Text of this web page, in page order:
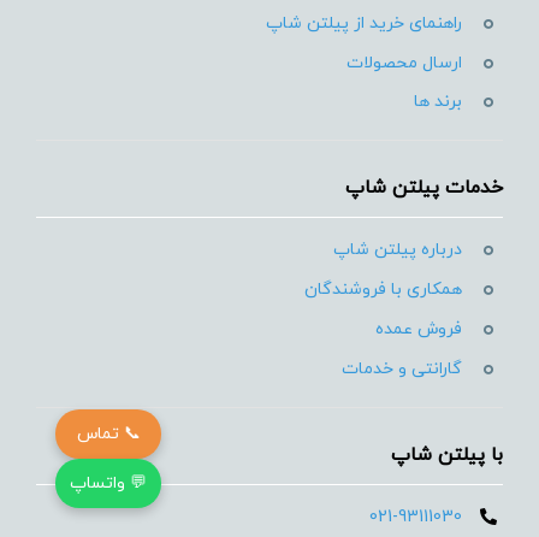
راهنمای خرید از پیلتن شاپ
ارسال محصولات
برند ها
خدمات پیلتن شاپ
درباره پیلتن شاپ
همکاری با فروشندگان
فروش عمده
گارانتی و خدمات
با پیلتن شاپ
021-93111030
📞 تماس
💬 واتساپ